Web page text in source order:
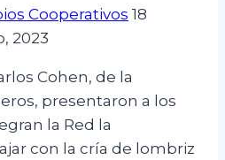
Cooperativos 18
2023
Cohen, de la
presentaron a los
la Red la
con la cría de lombriz